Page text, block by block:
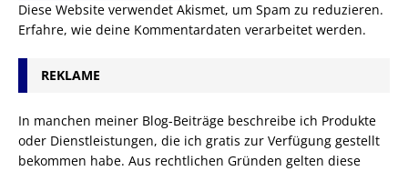
Diese Website verwendet Akismet, um Spam zu reduzieren.
Erfahre, wie deine Kommentardaten verarbeitet werden.
REKLAME
In manchen meiner Blog-Beiträge beschreibe ich Produkte
oder Dienstleistungen, die ich gratis zur Verfügung gestellt
bekommen habe. Aus rechtlichen Gründen gelten diese